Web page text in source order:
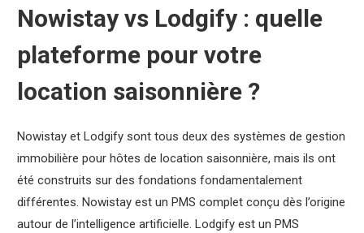
Nowistay vs Lodgify : quelle
plateforme pour votre
location saisonnière ?
Nowistay et Lodgify sont tous deux des systèmes de gestion
immobilière pour hôtes de location saisonnière, mais ils ont
été construits sur des fondations fondamentalement
différentes. Nowistay est un PMS complet conçu dès l’origine
autour de l’intelligence artificielle. Lodgify est un PMS